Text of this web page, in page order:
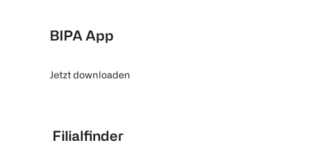
BIPA App
Jetzt downloaden
Filialfinder